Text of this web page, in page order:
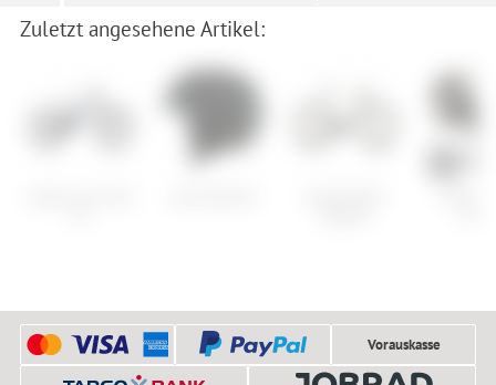
Zuletzt angesehene Artikel:
Vorauskasse